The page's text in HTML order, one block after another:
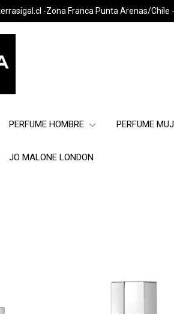
-Zona Franca Punta Arenas/Chile
PERFUME HOMBRE PERFUME
JO MALONE LONDON